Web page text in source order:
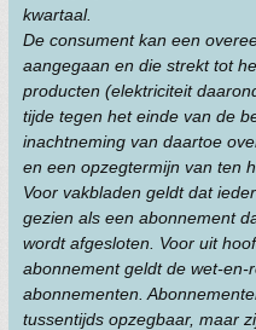
kwartaal.
De consument kan een
aangegaan en die strekt tot
producten (elektriciteit
tijde tegen het einde van de
inachtneming van daartoe
en een opzegtermijn van ten
Voor vakbladen geldt dat
gezien als een abonnement
wordt afgesloten. Voor uit
abonnement geldt de wet-
abonnementen.
tussentijds opzegbaar, maar